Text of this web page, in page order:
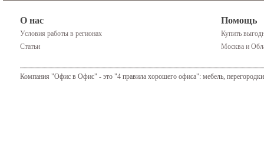
О нас
Условия работы в регионах
Статьи
Помощь
Купить
Москва и
Компания "Офис в Офис" - это "4 правила хорошего офиса": мебель,